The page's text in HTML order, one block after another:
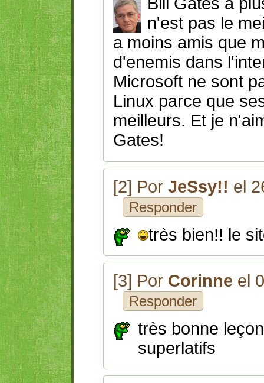
Bill Gates a
n'est pas le
a moins amis que
d'enemis dans
Microsoft ne sont
Linux parce que
meilleurs. Et je
Gates!
[2] Por JeSsy!! el
Responder
très bien!! le
[3] Por Corinne el
Responder
très bonne
superlatifs